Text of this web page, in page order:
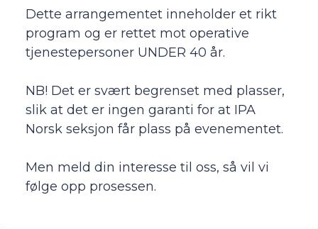
Dette arrangementet inneholder et rikt
program og er rettet mot operative
tjenestepersoner UNDER 40 år.
NB! Det er svært begrenset med plasser,
slik at det er ingen garanti for at IPA
Norsk seksjon får plass på evenementet.
Men meld din interesse til oss, så vil vi
følge opp prosessen.